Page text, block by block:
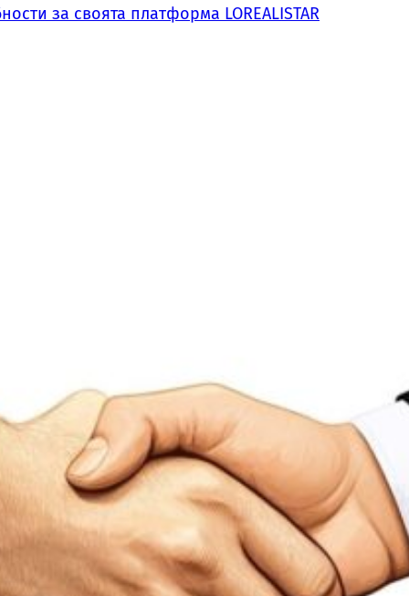
за своята платформа LOREALISTAR